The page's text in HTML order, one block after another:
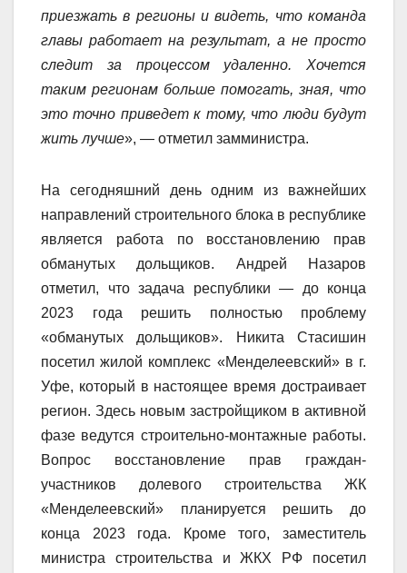
приезжать в регионы и видеть, что команда
главы работает на результат, а не просто
следит за процессом удаленно. Хочется
таким регионам больше помогать, зная, что
это точно приведет к тому, что люди будут
жить лучше», — отметил замминистра.
На сегодняшний день одним из важнейших
направлений строительного блока в республике
является работа по восстановлению прав
обманутых дольщиков. Андрей Назаров
отметил, что задача республики — до конца
2023 года решить полностью проблему
«обманутых дольщиков». Никита Стасишин
посетил жилой комплекс «Менделеевский» в г.
Уфе, который в настоящее время достраивает
регион. Здесь новым застройщиком в активной
фазе ведутся строительно-монтажные работы.
Вопрос восстановление прав граждан-
участников долевого строительства ЖК
«Менделеевский» планируется решить до
конца 2023 года. Кроме того, заместитель
министра строительства и ЖКХ РФ посетил